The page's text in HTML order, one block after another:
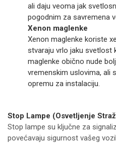
ali daju veoma jak
pogodnim za savremena
Xenon maglenke
Xenon maglenke koriste
stvaraju vrlo jaku svetlost
maglenke obično nude
vremenskim uslovima, ali
opremu za instalaciju.
Stop Lampe (Osvetljenje
Stop lampe su ključne za
povećavaju sigurnost vašeg